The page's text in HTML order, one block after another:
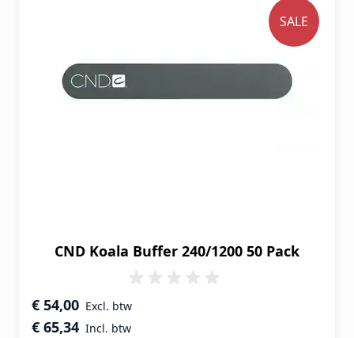
CND Koala Buffer 240/1200 50 Pack
Speciale prijs
€ 65,34
€ 54,00
SALE